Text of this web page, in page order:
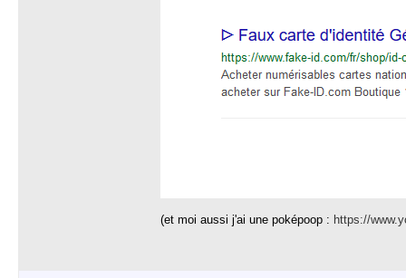
(et moi aussi j'ai une poképoop : https://